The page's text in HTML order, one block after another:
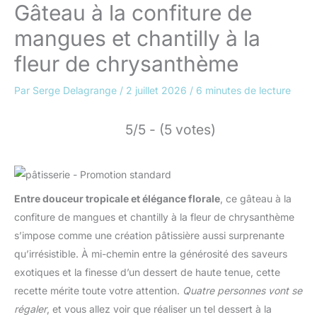
Gâteau à la confiture de
mangues et chantilly à la
fleur de chrysanthème
Par Serge Delagrange / 2 juillet 2026 / 6 minutes de lecture
5/5 - (5 votes)
Entre douceur tropicale et élégance florale , ce gâteau à la
confiture de mangues et chantilly à la fleur de chrysanthème
s’impose comme une création pâtissière aussi surprenante
qu’irrésistible. À mi-chemin entre la générosité des saveurs
exotiques et la finesse d’un dessert de haute tenue, cette
recette mérite toute votre attention. Quatre personnes vont se
régaler, et vous allez voir que réaliser un tel dessert à la